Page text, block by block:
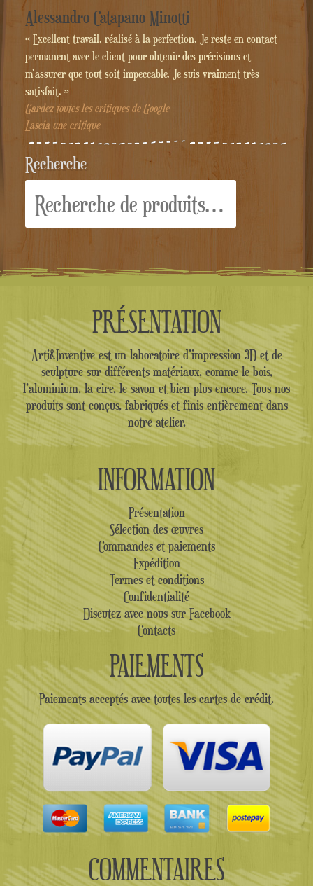
Alessandro Catapano Minotti
« Excellent travail, réalisé à la perfection. Je reste en contact
permanent avec le client pour obtenir des précisions et
m'assurer que tout soit impeccable. Je suis vraiment très
satisfait. »
Gardez toutes les critiques de Google
Lascia une critique
Recherche
pour :
PRÉSENTATION
Arti&Inventive est un laboratoire d'impression 3D et de
sculpture sur différents matériaux, comme le bois,
l'aluminium, la cire, le savon et bien plus encore. Tous nos
produits sont conçus, fabriqués et finis entièrement dans
notre atelier.
INFORMATION
Présentation
Sélection des œuvres
Commandes et paiements
Expédition
Termes et conditions
Confidentialité
Discutez avec nous sur Facebook
Contacts
PAIEMENTS
Paiements acceptés avec toutes les cartes de crédit.
COMMENTAIRES